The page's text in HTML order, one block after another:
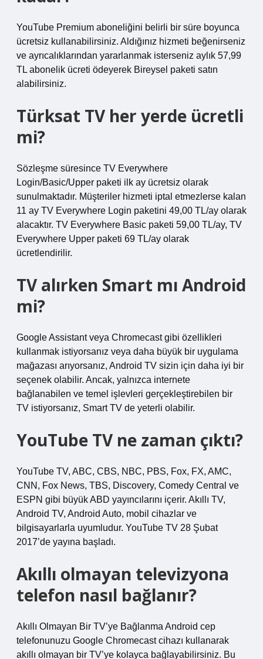
YouTube Premium aboneliğini belirli bir süre boyunca
ücretsiz kullanabilirsiniz. Aldığınız hizmeti beğenirseniz
ve ayrıcalıklarından yararlanmak isterseniz aylık 57,99
TL abonelik ücreti ödeyerek Bireysel paketi satın
alabilirsiniz.
Türksat TV her yerde ücretli
mi?
Sözleşme süresince TV Everywhere
Login/Basic/Upper paketi ilk ay ücretsiz olarak
sunulmaktadır. Müşteriler hizmeti iptal etmezlerse kalan
11 ay TV Everywhere Login paketini 49,00 TL/ay olarak
alacaktır. TV Everywhere Basic paketi 59,00 TL/ay, TV
Everywhere Upper paketi 69 TL/ay olarak
ücretlendirilir.
TV alırken Smart mı Android
mi?
Google Assistant veya Chromecast gibi özellikleri
kullanmak istiyorsanız veya daha büyük bir uygulama
mağazası arıyorsanız, Android TV sizin için daha iyi bir
seçenek olabilir. Ancak, yalnızca internete
bağlanabilen ve temel işlevleri gerçekleştirebilen bir
TV istiyorsanız, Smart TV de yeterli olabilir.
YouTube TV ne zaman çıktı?
YouTube TV, ABC, CBS, NBC, PBS, Fox, FX, AMC,
CNN, Fox News, TBS, Discovery, Comedy Central ve
ESPN gibi büyük ABD yayıncılarını içerir. Akıllı TV,
Android TV, Android Auto, mobil cihazlar ve
bilgisayarlarla uyumludur. YouTube TV 28 Şubat
2017’de yayına başladı.
Akıllı olmayan televizyona
telefon nasıl bağlanır?
Akıllı Olmayan Bir TV’ye Bağlanma Android cep
telefonunuzu Google Chromecast cihazı kullanarak
akıllı olmayan bir TV’ye kolayca bağlayabilirsiniz. Bu